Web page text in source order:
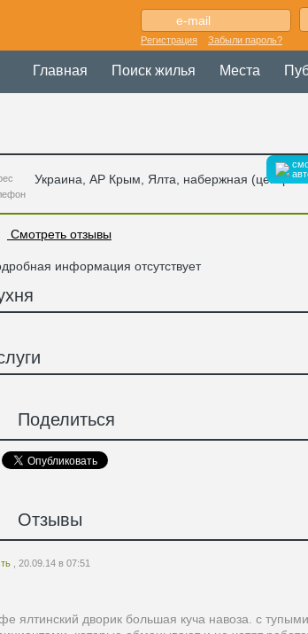
Регистрация Забыли пароль?
Главная Поиск жилья Места
Украина АР Крым , Ялта, набержная
Смотреть отзывы
информация отсутствует
Поделиться
Отзывы
, 20.09.14 в 07:51
ялтинский дворик большая куча навоза. с тупыми